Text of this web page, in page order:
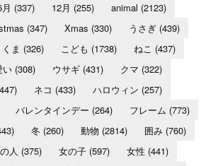
(337) 12月 (255) animal (2123)
(347) Xmas (330) うさぎ (439)
くま (326) こども (1738) ねこ (437)
い(308) ウサギ(431) クマ (322)
ネコ (433) ハロウィン (257)
バレンタインデー (264) フレーム (773)
冬 (260) 動物 (2814) 囲み (760)
人 (375) 女の子(597) 女性 (441)